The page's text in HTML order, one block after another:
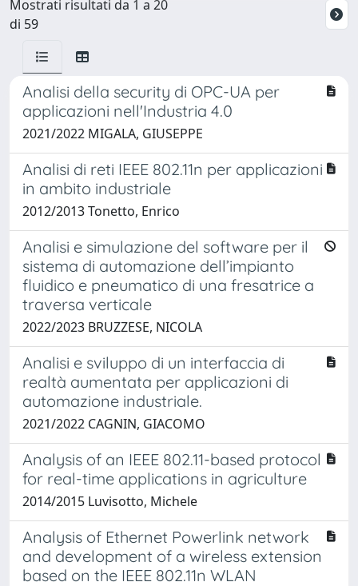
Mostrati risultati da 1 a 20
di 59
Analisi della security di OPC-UA per
applicazioni nell'Industria 4.0
2021/2022 MIGALA, GIUSEPPE
Analisi di reti IEEE 802.11n per applicazioni
in ambito industriale
2012/2013 Tonetto, Enrico
Analisi e simulazione del software per il
sistema di automazione dell’impianto
fluidico e pneumatico di una fresatrice a
traversa verticale
2022/2023 BRUZZESE, NICOLA
Analisi e sviluppo di un interfaccia di
realtà aumentata per applicazioni di
automazione industriale.
2021/2022 CAGNIN, GIACOMO
Analysis of an IEEE 802.11-based protocol
for real-time applications in agriculture
2014/2015 Luvisotto, Michele
Analysis of Ethernet Powerlink network
and development of a wireless extension
based on the IEEE 802.11n WLAN